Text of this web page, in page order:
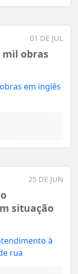
01 DE JUL
mil obras
25 DE JUN
situação